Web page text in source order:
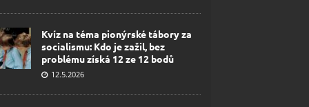
Kvíz na téma pionýrské tábory za
socialismu: Kdo je zažil, bez
problému získá 12 ze 12 bodů
12.5.2026